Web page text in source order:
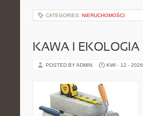
CATEGORIES: NIERUCHOMOŚCI
KAWA I EKOLOGIA
POSTED BY ADMIN KWI - 12 - 2026